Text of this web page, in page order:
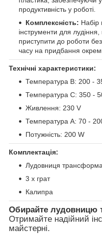
продуктивність у роботі.
Комплексність: Набір
інструменти для
приступити до роботи
часу на придбання
Технічні характеристики:
Температура B: 200 -
Температура C: 350 -
Живлення: 230 V
Температура A: 70 -
Потужність: 200 W
Комплектація:
Лудовниця
3 x грат
Калипра
Обирайте лудовницю
Отримайте надійний
майстерні.